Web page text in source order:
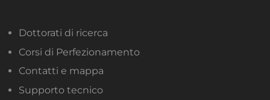
Dottorati di ricerca
Corsi di Perfezionamento
Contatti e mappa
Supporto tecnico